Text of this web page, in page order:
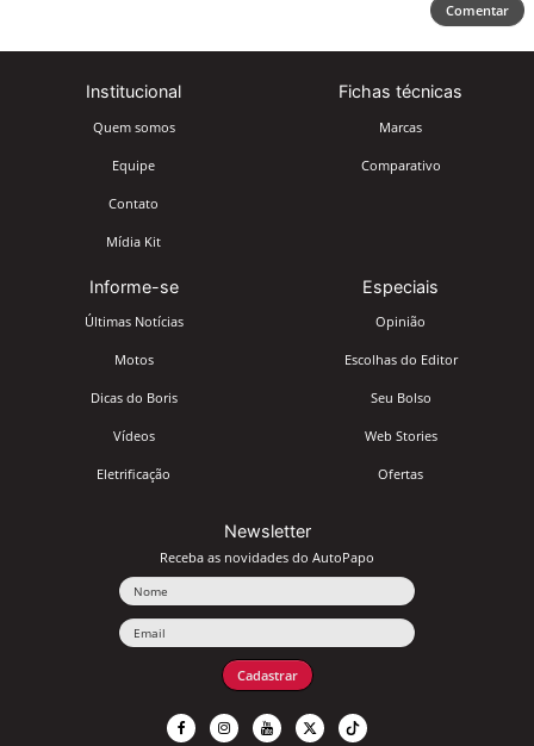
Comentar
Institucional
Quem somos
Equipe
Contato
Mídia Kit
Fichas técnicas
Marcas
Comparativo
Informe-se
Últimas Notícias
Motos
Dicas do Boris
Vídeos
Eletrificação
Especiais
Opinião
Escolhas do Editor
Seu Bolso
Web Stories
Ofertas
Newsletter
Receba as novidades do AutoPapo
Cadastrar